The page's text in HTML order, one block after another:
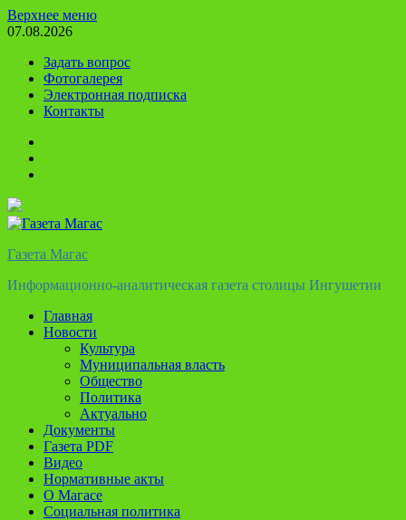
Перейти
к
Верхнее меню
07.08.2026
Задать вопрос
Фотогалерея
Электронная подписка
Контакты
Газета Магас
Информационно-аналитическая газета столицы Ингушетии
Главная
Новости
Культура
Муниципальная власть
Общество
Политика
Актуально
Документы
Газета PDF
Видео
Нормативные акты
О Магасе
Социальная политика